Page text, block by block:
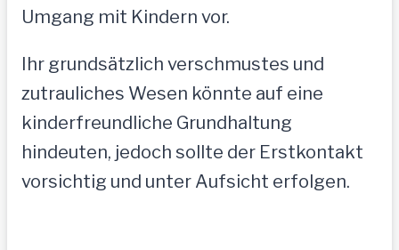
Umgang mit Kindern vor.
Ihr grundsätzlich verschmustes und
zutrauliches Wesen könnte auf eine
kinderfreundliche Grundhaltung
hindeuten, jedoch sollte der Erstkontakt
vorsichtig und unter Aufsicht erfolgen.